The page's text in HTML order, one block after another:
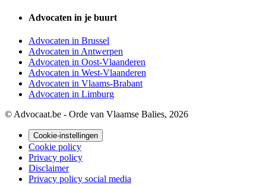
Advocaten in je buurt
Advocaten in Brussel
Advocaten in Antwerpen
Advocaten in Oost-Vlaanderen
Advocaten in West-Vlaanderen
Advocaten in Vlaams-Brabant
Advocaten in Limburg
© Advocaat.be - Orde van Vlaamse Balies, 2026
Cookie-instellingen
Cookie policy
Privacy policy
Disclaimer
Privacy policy social media